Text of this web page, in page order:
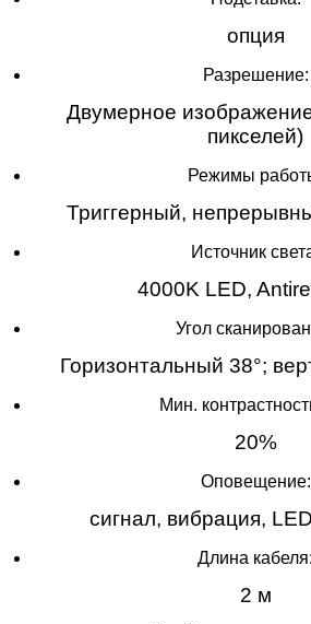
опция
Разрешение:
Двумерное
пикселей)
Режимы
Триггерный,
Источник
4000K LED,
Угол
Горизонтальный 38°;
Мин.
20%
Оповещение:
cигнал, вибрация,
Длина кабеля:
2 м